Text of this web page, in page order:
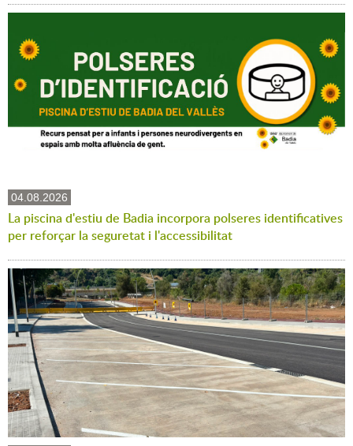
04.08.2026
La piscina d'estiu de Badia incorpora polseres identificatives
per reforçar la seguretat i l'accessibilitat